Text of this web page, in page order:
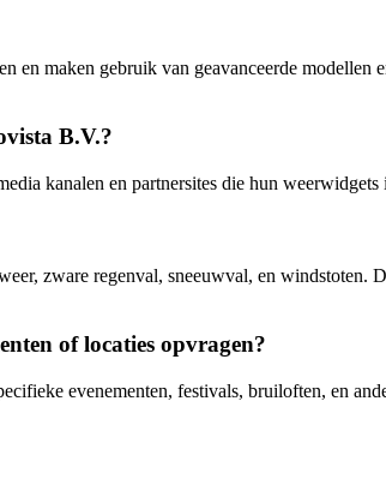
maken gebruik van geavanceerde modellen
B.V.?
kanalen en partnersites die hun weerwidgets
zware regenval, sneeuwval, en windstoten.
of locaties opvragen?
evenementen, festivals, bruiloften, en